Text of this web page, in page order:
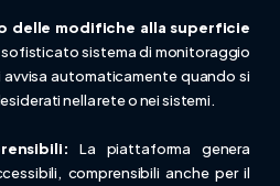
delle modifiche alla superficie
sofisticato sistema di monitoraggio
automaticamente quando si
nella rete o nei sistemi.
La piattaforma genera
comprensibili anche per il